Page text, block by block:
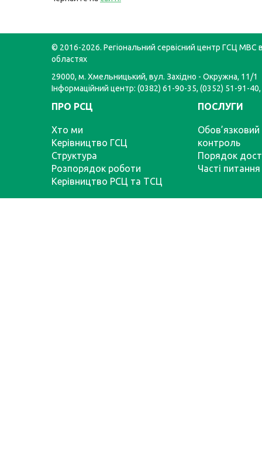
© 2016-2026. Регіональний сервісний центр ГСЦ МВС
областях
29000, м. Хмельницький, вул. Західно - Окружна, 11/1
Інформаційний центр: (0382) 61-90-35, (0352) 51-91-
ПРО РСЦ
Хто ми
Керівництво ГСЦ
Структура
Розпорядок роботи
Керівництво РСЦ та ТСЦ
ПОСЛУГИ
Обов’язковий
контроль
Порядок
Часті питання